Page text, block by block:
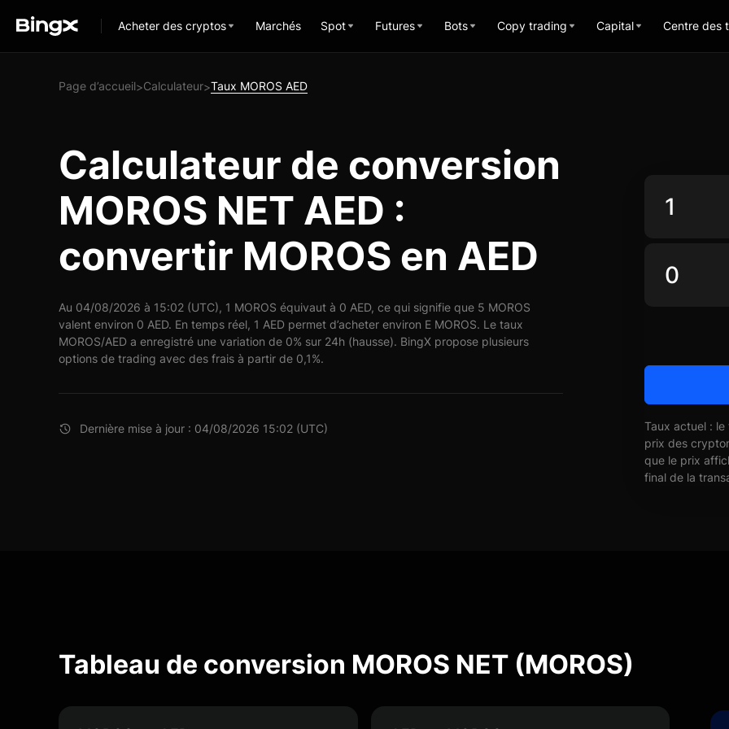
Acheter des cryptos Marchés Spot Futures Bots Copy trading Capital Centre des
Page d’accueil>Calculateur>Taux MOROS AED
Calculateur de conversion
MOROS NET AED :
convertir MOROS en AED
Au 04/08/2026 à 15:02 (UTC), 1 MOROS équivaut à 0 AED, ce qui signifie que 5 MOROS
valent environ 0 AED. En temps réel, 1 AED permet d’acheter environ E MOROS. Le taux
MOROS/AED a enregistré une variation de 0% sur 24h (hausse). BingX propose plusieurs
options de trading avec des frais à partir de 0,1%.
Dernière mise à jour : 04/08/2026 15:02 (UTC)
Taux actuel :
prix des
que le prix
final de la
Tableau de conversion MOROS NET (MOROS)